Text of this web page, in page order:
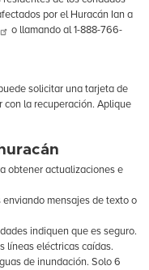
por el Huracán Ian a
o llamando al 1-888-766-
solicitar una tarjeta de
la recuperación. Aplique
obtener actualizaciones e
mensajes de texto o
indiquen que es seguro.
líneas eléctricas caídas.
de inundación. Solo 6